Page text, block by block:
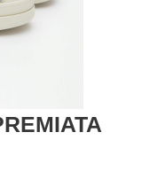
175 000 ₸.
250 ₸.